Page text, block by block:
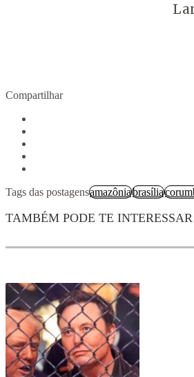
Compartilhar
Tags das postagensamazôniabrasília
TAMBÉM PODE TE INTERESSAR